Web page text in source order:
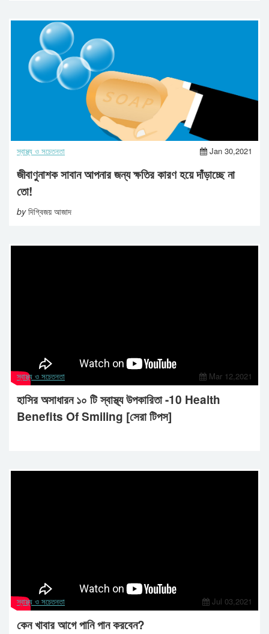
স্বাস্থ্য ও সচেতনতা Jan 30,2021
জীবাণুনাশক সাবান আপনার জন্য ক্ষতির কারণ হয়ে দাঁড়াচ্ছে না
তো!
byদিগ্বিজয় আজাদ
স্বাস্থ্য ও সচেতনতা Mar 12,2021
হাসির অসাধারন ১০ টি স্বাস্থ্য উপকারিতা -10 Health
Benefits Of Smiling [সেরা টিপস]
স্বাস্থ্য ও সচেতনতা Jul 03,2021
কেন খাবার আগে পানি পান করবেন?